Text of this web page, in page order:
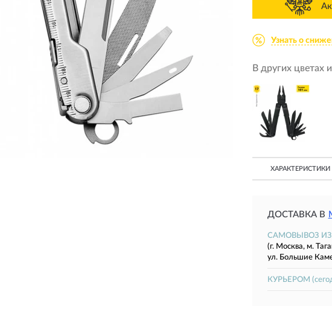
Узнать о
В других цветах
ХАРАКТЕРИСТИКИ
ДОСТАВКА В
САМОВЫВОЗ
(г. Москва, м.
ул. Большие
КУРЬЕРОМ